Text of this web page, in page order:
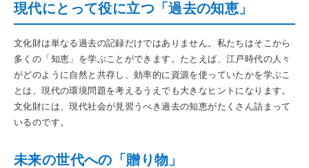
現代にとって役に立つ「過去の知恵」
文化財は単なる過去の記録だけではありません。私たちはそこから
多くの「知恵」を学ぶことができます。たとえば、江戸時代の人々
がどのように自然と共存し、効率的に資源を使っていたかを学ぶこ
とは、現代の環境問題を考えるうえでも大きなヒントになります。
文化財には、現代社会が見習うべき過去の知恵がたくさん詰まって
いるのです。
未来の世代への「贈り物」